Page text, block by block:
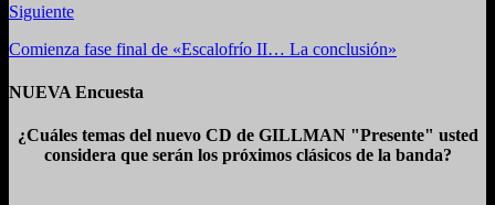
Siguiente
Comienza fase final de «Escalofrío II… La conclusión»
NUEVA Encuesta
¿Cuáles temas del nuevo CD de GILLMAN "Presente" usted
considera que serán los próximos clásicos de la banda?